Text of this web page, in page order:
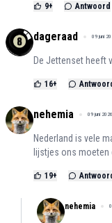
9+ Antwoord
dageraad 09 juni
De Jettenset heeft
16+
nehemia 09 juni
Nederland is vele
lijstjes ons moeten
19+
nehemia